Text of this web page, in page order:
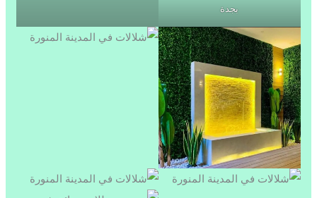
بجدة